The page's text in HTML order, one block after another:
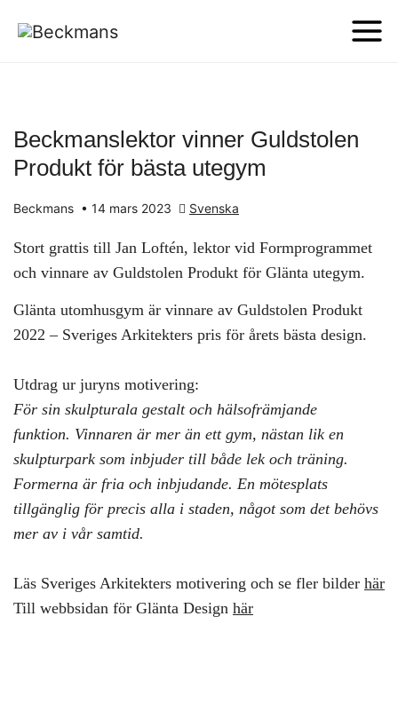
Beckmanslektor vinner Guldstolen
Produkt för bästa utegym
Beckmans • 14 mars 2023 Svenska
Stort grattis till Jan Loftén, lektor vid Formprogrammet
och vinnare av Guldstolen Produkt för Glänta utegym.
Glänta utomhusgym är vinnare av Guldstolen Produkt
2022 – Sveriges Arkitekters pris för årets bästa design.
Utdrag ur juryns motivering:
För sin skulpturala gestalt och hälsofrämjande
funktion. Vinnaren är mer än ett gym, nästan lik en
skulpturpark som inbjuder till både lek och träning.
Formerna är fria och inbjudande. En mötesplats
tillgänglig för precis alla i staden, något som det behövs
mer av i vår samtid.
Läs Sveriges Arkitekters motivering och se fler bilder här
Till webbsidan för Glänta Design här